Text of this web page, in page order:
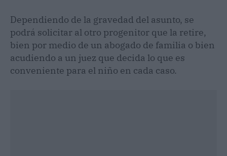
Dependiendo de la gravedad del asunto, se
podrá solicitar al otro progenitor que la retire,
bien por medio de un abogado de familia o bien
acudiendo a un juez que decida lo que es
conveniente para el niño en cada caso.